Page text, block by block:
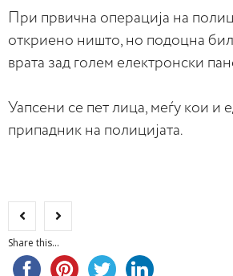
При првична операција на
откриено ништо, но подоцна
врата зад голем електронски
Уапсени се пет лица, меѓу кои и
припадник на полицијата.
Share this...